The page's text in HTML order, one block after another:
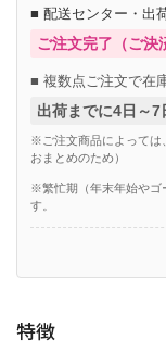
■ 配送センター・出
ご注文完了（ご決
■ 複数点ご注文で在
出荷までに4日～7
※ご注文商品によっては
おまとめのため）
※繁忙期（年末年始やゴ
す。
特徴